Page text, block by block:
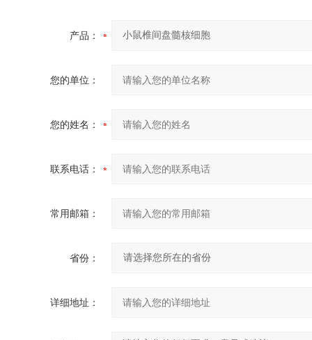
产品：
您的单位：
您的姓名：
联系电话：
常用邮箱：
省份：
详细地址：